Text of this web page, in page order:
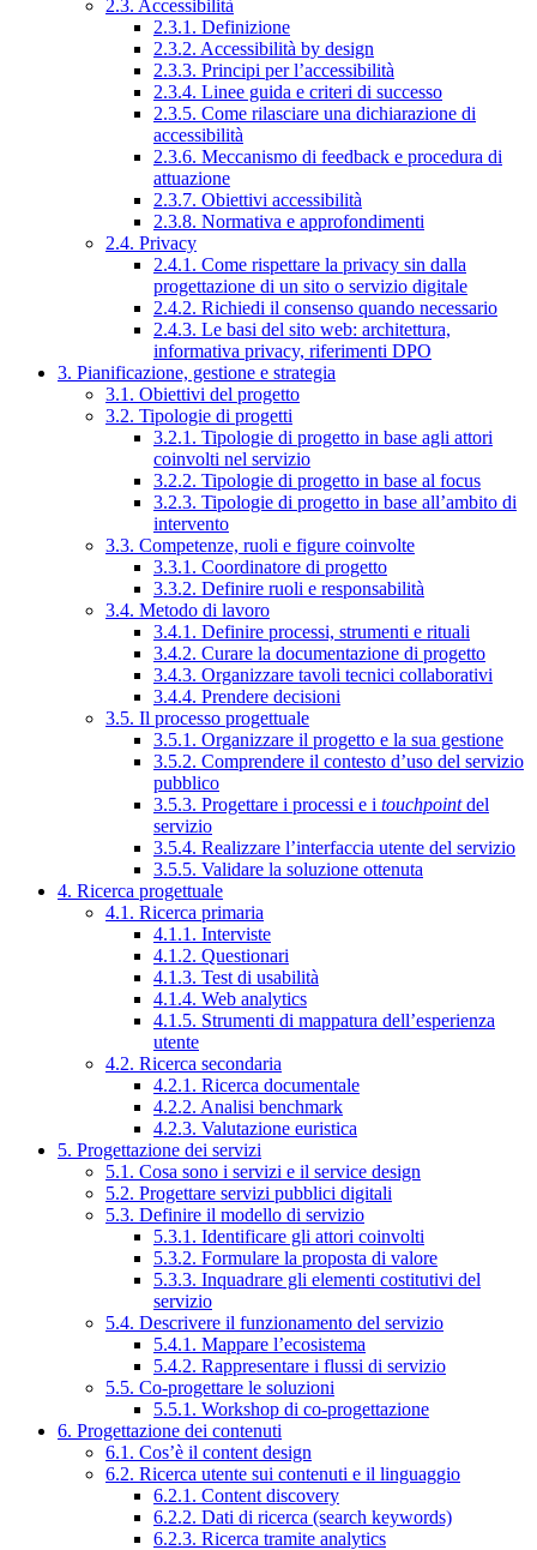
2.3. Accessibilità
2.3.1. Definizione
2.3.2. Accessibilità by design
2.3.3. Principi per l’accessibilità
2.3.4. Linee guida e criteri di successo
2.3.5. Come rilasciare una dichiarazione di
accessibilità
2.3.6. Meccanismo di feedback e procedura di
attuazione
2.3.7. Obiettivi accessibilità
2.3.8. Normativa e approfondimenti
2.4. Privacy
2.4.1. Come rispettare la privacy sin dalla
progettazione di un sito o servizio digitale
2.4.2. Richiedi il consenso quando necessario
2.4.3. Le basi del sito web: architettura,
informativa privacy, riferimenti DPO
3. Pianificazione, gestione e strategia
3.1. Obiettivi del progetto
3.2. Tipologie di progetti
3.2.1. Tipologie di progetto in base agli attori
coinvolti nel servizio
3.2.2. Tipologie di progetto in base al focus
3.2.3. Tipologie di progetto in base all’ambito di
intervento
3.3. Competenze, ruoli e figure coinvolte
3.3.1. Coordinatore di progetto
3.3.2. Definire ruoli e responsabilità
3.4. Metodo di lavoro
3.4.1. Definire processi, strumenti e rituali
3.4.2. Curare la documentazione di progetto
3.4.3. Organizzare tavoli tecnici collaborativi
3.4.4. Prendere decisioni
3.5. Il processo progettuale
3.5.1. Organizzare il progetto e la sua gestione
3.5.2. Comprendere il contesto d’uso del servizio
pubblico
3.5.3. Progettare i processi e i touchpointdel
servizio
3.5.4. Realizzare l’interfaccia utente del servizio
3.5.5. Validare la soluzione ottenuta
4. Ricerca progettuale
4.1. Ricerca primaria
4.1.1. Interviste
4.1.2. Questionari
4.1.3. Test di usabilità
4.1.4. Web analytics
4.1.5. Strumenti di mappatura dell’esperienza
utente
4.2. Ricerca secondaria
4.2.1. Ricerca documentale
4.2.2. Analisi benchmark
4.2.3. Valutazione euristica
5. Progettazione dei servizi
5.1. Cosa sono i servizi e il service design
5.2. Progettare servizi pubblici digitali
5.3. Definire il modello di servizio
5.3.1. Identificare gli attori coinvolti
5.3.2. Formulare la proposta di valore
5.3.3. Inquadrare gli elementi costitutivi del
servizio
5.4. Descrivere il funzionamento del servizio
5.4.1. Mappare l’ecosistema
5.4.2. Rappresentare i flussi di servizio
5.5. Co-progettare le soluzioni
5.5.1. Workshop di co-progettazione
6. Progettazione dei contenuti
6.1. Cos’è il content design
6.2. Ricerca utente sui contenuti e il linguaggio
6.2.1. Content discovery
6.2.2. Dati di ricerca (search keywords)
6.2.3. Ricerca tramite analytics